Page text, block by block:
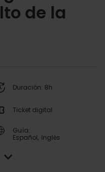
de la
Duración: 8h
Ticket digital
Guía:
Español Inglés